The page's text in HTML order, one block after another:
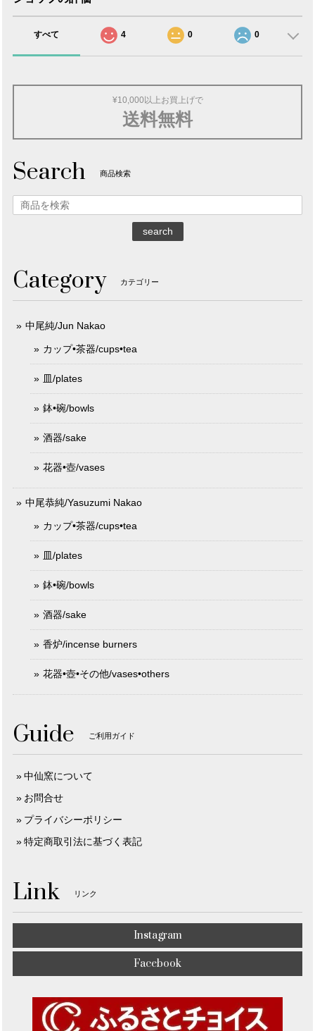
すべて 4 0 0
¥10,000以上お買上げで
送料無料
Search 商品検索
search
Category カテゴリー
中尾純/Jun Nakao
カップ•茶器/cups•tea
皿/plates
鉢•碗/bowls
酒器/sake
花器•壺/vases
中尾恭純/Yasuzumi Nakao
カップ•茶器/cups•tea
皿/plates
鉢•碗/bowls
酒器/sake
香炉/incense burners
花器•壺•その他/vases•others
Guide ご利用ガイド
中仙窯について
お問合せ
プライバシーポリシー
特定商取引法に基づく表記
Link リンク
Instagram
Facebook